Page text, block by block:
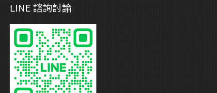
LINE 諮詢討論